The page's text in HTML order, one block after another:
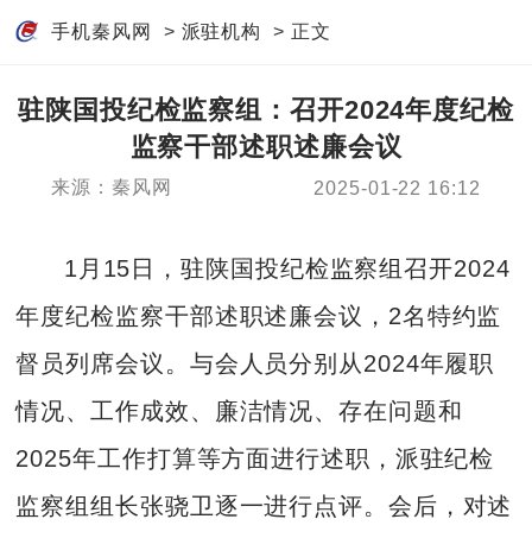
手机秦风网 > 派驻机构 > 正文
驻陕国投纪检监察组：召开2024年度纪检
监察干部述职述廉会议
来源：秦风网 2025-01-22 16:12
1月15日，驻陕国投纪检监察组召开2024
年度纪检监察干部述职述廉会议，2名特约监
督员列席会议。与会人员分别从2024年履职
情况、工作成效、廉洁情况、存在问题和
2025年工作打算等方面进行述职，派驻纪检
监察组组长张骁卫逐一进行点评。会后，对述